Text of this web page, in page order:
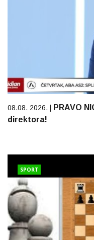
08.08. 2026. |
PRAVO
direktora!
SPORT